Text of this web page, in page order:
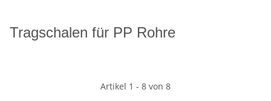
Tragschalen für PP Rohre
Artikel 1 - 8 von 8